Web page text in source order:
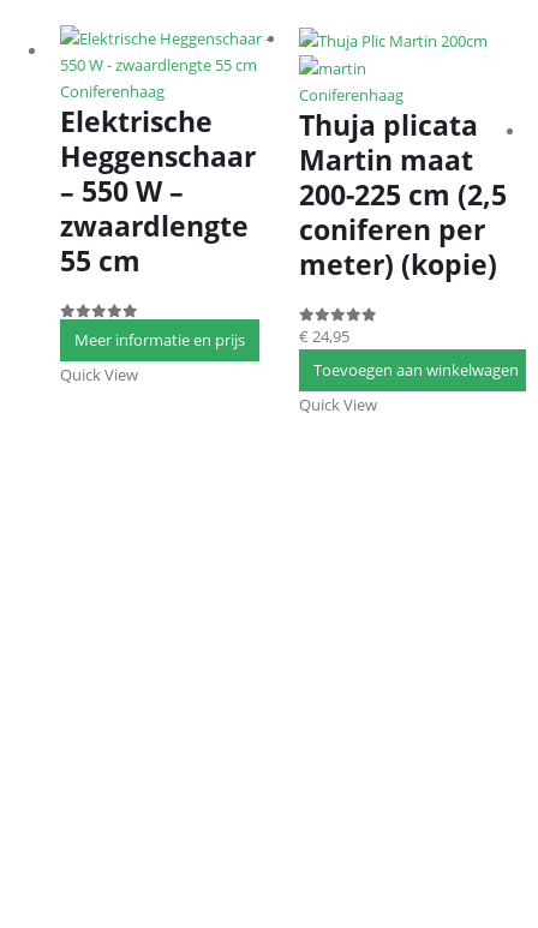
Coniferenhaag
Elektrische
Heggenschaar
– 550 W –
zwaardlengte
55 cm
Meer informatie en prijs
Quick View
Coniferenhaag
Thuja plicata
Martin maat
200-225 cm (2,5
coniferen per
meter) (kopie)
0 out of 5
€ 24,95
Toevoegen aan winkelwagen
Quick View